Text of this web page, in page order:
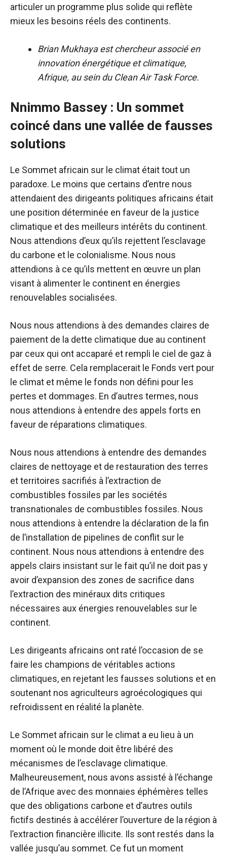
articuler un programme plus solide qui reflète
mieux les besoins réels des continents.
Brian Mukhaya est chercheur associé en
innovation énergétique et climatique,
Afrique, au sein du Clean Air Task Force.
Nnimmo Bassey : Un sommet
coincé dans une vallée de fausses
solutions
Le Sommet africain sur le climat était tout un
paradoxe. Le moins que certains d’entre nous
attendaient des dirigeants politiques africains était
une position déterminée en faveur de la justice
climatique et des meilleurs intérêts du continent.
Nous attendions d’eux qu’ils rejettent l’esclavage
du carbone et le colonialisme. Nous nous
attendions à ce qu’ils mettent en œuvre un plan
visant à alimenter le continent en énergies
renouvelables socialisées.
Nous nous attendions à des demandes claires de
paiement de la dette climatique due au continent
par ceux qui ont accaparé et rempli le ciel de gaz à
effet de serre. Cela remplacerait le Fonds vert pour
le climat et même le fonds non défini pour les
pertes et dommages. En d’autres termes, nous
nous attendions à entendre des appels forts en
faveur de réparations climatiques.
Nous nous attendions à entendre des demandes
claires de nettoyage et de restauration des terres
et territoires sacrifiés à l’extraction de
combustibles fossiles par les sociétés
transnationales de combustibles fossiles. Nous
nous attendions à entendre la déclaration de la fin
de l’installation de pipelines de conflit sur le
continent. Nous nous attendions à entendre des
appels clairs insistant sur le fait qu’il ne doit pas y
avoir d’expansion des zones de sacrifice dans
l’extraction des minéraux dits critiques
nécessaires aux énergies renouvelables sur le
continent.
Les dirigeants africains ont raté l’occasion de se
faire les champions de véritables actions
climatiques, en rejetant les fausses solutions et en
soutenant nos agriculteurs agroécologiques qui
refroidissent en réalité la planète.
Le Sommet africain sur le climat a eu lieu à un
moment où le monde doit être libéré des
mécanismes de l’esclavage climatique.
Malheureusement, nous avons assisté à l’échange
de l’Afrique avec des monnaies éphémères telles
que des obligations carbone et d’autres outils
fictifs destinés à accélérer l’ouverture de la région à
l’extraction financière illicite. Ils sont restés dans la
vallée jusqu’au sommet. Ce fut un moment